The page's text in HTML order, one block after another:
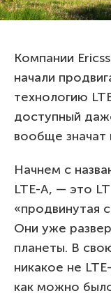
Компании
начали
технологию
доступный
вообще значат
Начнем с
LTE-A, — это
«продвинутая
Они уже
планеты. В
никакое не
как можно